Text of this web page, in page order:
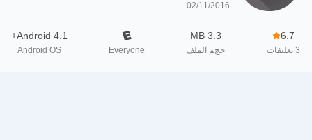
02/11/2016
6.7
3 تعليقات
3.3 MB
حجم الملف Everyone
Android 4.1+
Android OS